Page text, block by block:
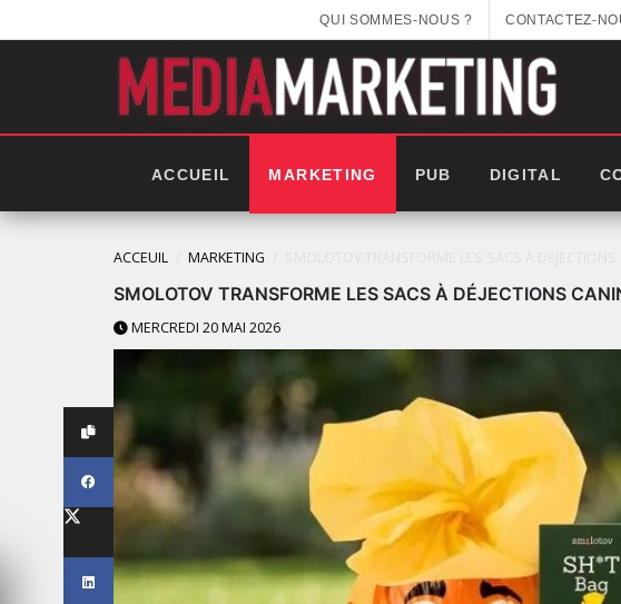
QUI SOMMES-NOUS ? CONTACTEZ-
ACCUEIL MARKETING PUB DIGITAL
ACCEUIL MARKETING
SMOLOTOV TRANSFORME LES SACS À DÉJECTIONS
MERCREDI 20 MAI 2026
NOUVELLES
LES ÉTOILES 2025
MARDI 10 FÉVRIER 2026